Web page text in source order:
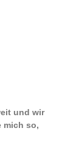
und wir
mich so,